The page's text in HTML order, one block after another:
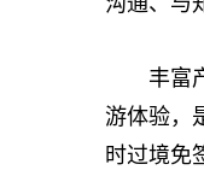
丰富产
游体验，
时过境免